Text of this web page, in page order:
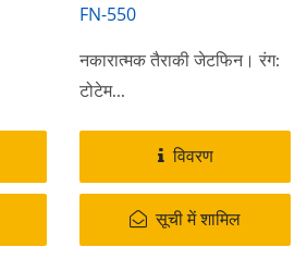
FN-550
नकारात्मक तैराकी जेटफिन। रंग:
टोटेम...
विवरण
सूची में शामिल